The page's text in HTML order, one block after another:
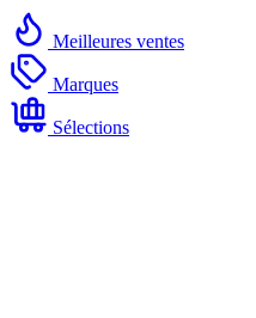
Meilleures ventes
Marques
Sélections